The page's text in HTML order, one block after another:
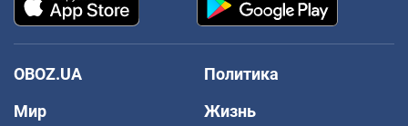
OBOZ.UA
Политика
Мир
Жизнь